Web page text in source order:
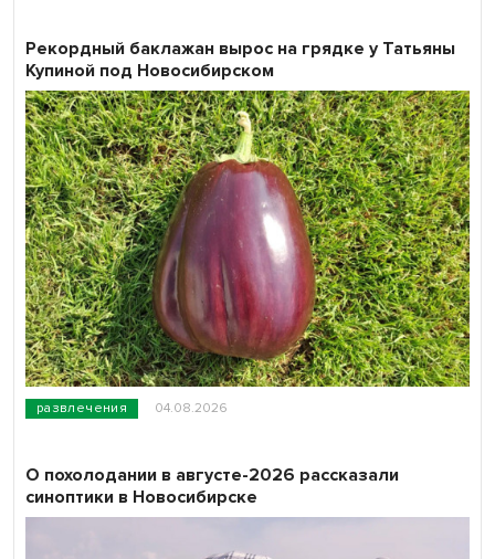
развлечения 04.08.2026
Рекордный баклажан вырос на грядке у Татьяны
Купиной под Новосибирском
О похолодании в августе-2026 рассказали
синоптики в Новосибирске